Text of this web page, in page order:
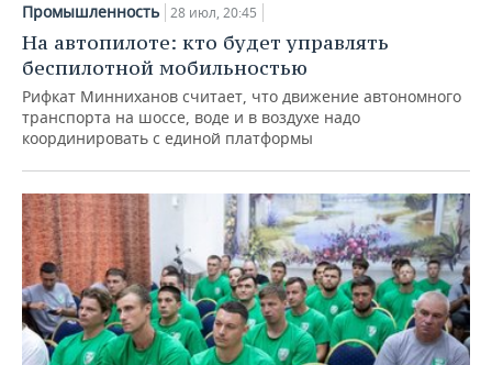
Промышленность 28 июл, 20:45
На автопилоте: кто будет управлять
беспилотной мобильностью
Рифкат Минниханов считает, что движение автономного
транспорта на шоссе, воде и в воздухе надо
координировать с единой платформы